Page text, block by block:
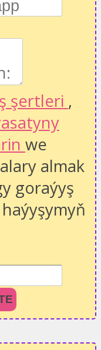
şertleri ,
we
almak
goraýyş